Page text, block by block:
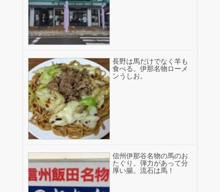
長野は馬だけでなく羊も
食べる。伊那名物ローメ
ンうしお。
信州伊那谷名物の馬のお
たぐり。弾力があって分
厚い腸。流石は馬！